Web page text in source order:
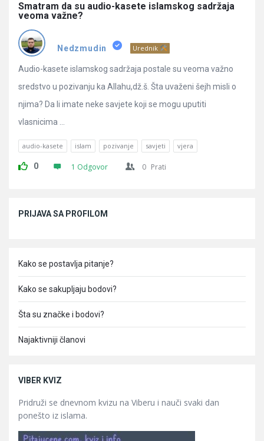
Latest
Pitanja
Smatram da su audio-kasete islamskog sadržaja
veoma važne?
Nedzmudin Urednik
Audio-kasete islamskog sadržaja postale su veoma važno
sredstvo u pozivanju ka Allahu,dž.š. Šta uvaženi šejh misli o
njima? Da li imate neke savjete koji se mogu uputiti
vlasnicima ...
audio-kasete islam pozivanje savjeti vjera
0 1 Odgovor 0 Prati
PRIJAVA SA PROFILOM
Kako se postavlja pitanje?
Kako se sakupljaju bodovi?
Šta su značke i bodovi?
Najaktivniji članovi
VIBER KVIZ
Pridruži se dnevnom kvizu na Viberu i nauči svaki dan
ponešto iz islama.